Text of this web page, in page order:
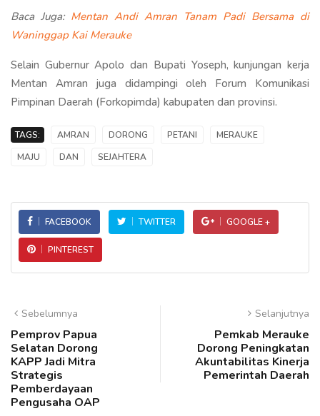
Baca Juga: Mentan Andi Amran Tanam Padi Bersama di
Waninggap Kai Merauke
Selain Gubernur Apolo dan Bupati Yoseph, kunjungan kerja
Mentan Amran juga didampingi oleh Forum Komunikasi
Pimpinan Daerah (Forkopimda) kabupaten dan provinsi.
TAGS: AMRAN DORONG PETANI
MERAUKE
MAJU
DAN SEJAHTERA
FACEBOOK TWITTER GOOGLE +
PINTEREST
Sebelumnya
Pemprov Papua
Selatan Dorong
KAPP Jadi Mitra
Strategis
Pemberdayaan
Pengusaha OAP
Selanjutnya
Pemkab Merauke
Dorong Peningkatan
Akuntabilitas Kinerja
Pemerintah Daerah